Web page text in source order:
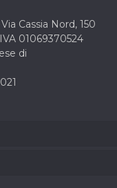
Via Cassia Nord, 150
01069370524
di